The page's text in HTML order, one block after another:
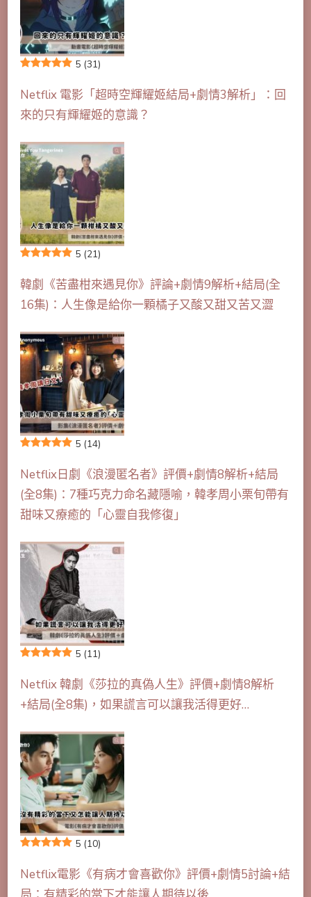
5 (31)
Netflix 電影「超時空輝耀姬結局+劇情3解析」：回
來的只有輝耀姬的意識？
5 (21)
韓劇《苦盡柑來遇見你》評論+劇情9解析+結局(全
16集)：人生像是給你一顆橘子又酸又甜又苦又澀
5 (14)
Netflix日劇《浪漫匿名者》評價+劇情8解析+結局
(全8集)：7種巧克力命名藏隱喻，韓孝周小栗旬帶有
甜味又療癒的「心靈自我修復」
5 (11)
Netflix 韓劇《莎拉的真偽人生》評價+劇情8解析
+結局(全8集)，如果謊言可以讓我活得更好…
5 (10)
Netflix電影《有病才會喜歡你》評價+劇情5討論+結